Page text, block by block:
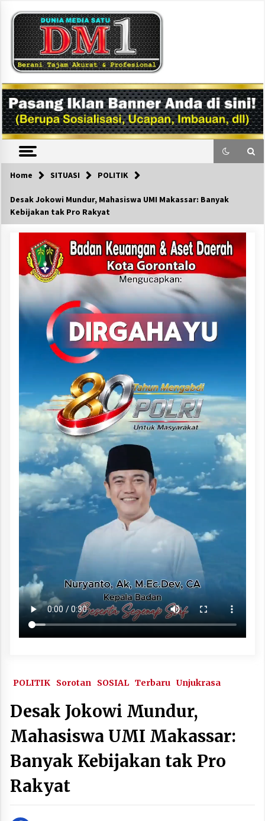
content
DM1
Home SITUASI POLITIK
Desak Jokowi Mundur, Mahasiswa UMI Makassar: Banyak
Kebijakan tak Pro Rakyat
POLITIK Sorotan SOSIAL Terbaru Unjukrasa
Desak Jokowi Mundur,
Mahasiswa UMI Makassar:
Banyak Kebijakan tak Pro
Rakyat